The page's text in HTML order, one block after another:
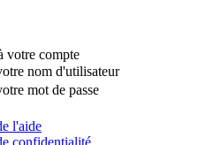
votre compte
nom d'utilisateur
mot de passe
l'aide
confidentialité